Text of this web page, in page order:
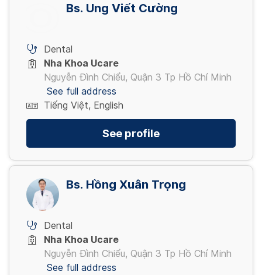
Bs. Ung Viết Cường
Dental
Nha Khoa Ucare
Nguyễn Đình Chiểu, Quận 3 Tp Hồ Chí Minh
See full address
Tiếng Việt, English
See profile
Bs. Hồng Xuân Trọng
Dental
Nha Khoa Ucare
Nguyễn Đình Chiểu, Quận 3 Tp Hồ Chí Minh
See full address